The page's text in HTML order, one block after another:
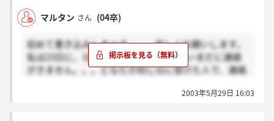
新情報をどんどん集めて、他のみんなと差をつけよ
う！
会員ならではの特典も盛りだくさんです。まずは詳細
ページから予約できる会員登録会に参加してください
ね。
というのがあって詳しくはHP参考やけど。。
もう優勝間近ですよね。。
一緒に甲子園に行きたかったです。
最近どんな感じですか？？？
日に行かれる方いますかぁ？
マルタン さん (04卒)
初めて書き込みしまぁす。。。宜しくお願いします。
私は23日に、GDを受けたものですが、いまだに連絡
がきません。。。どなたか同じ日に受けた人で、連絡
2003年5月29日 16:03